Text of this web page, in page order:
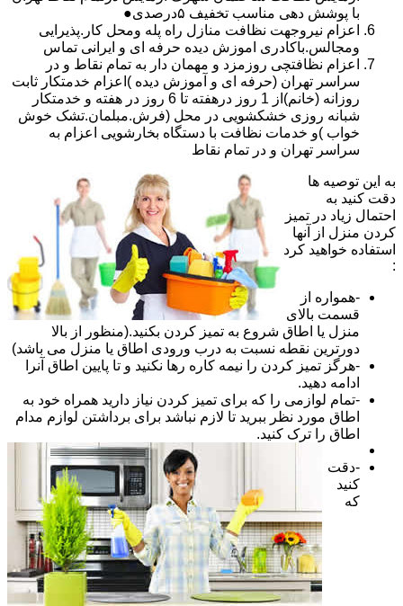
با پوشش دهی مناسب تخفیف ۵درصدی●
اعزام نیروجهت نظافت منازل راه پله ومحل کار.پذیرایی
ومجالس.باکادری اموزش دیده حرفه ای و ایرانی تماس
اعزام نظافتچی روزمزد و مهمان دار به تمام نقاط و در
سراسر تهران (حرفه ای و آموزش دیده )اعزام خدمتکار ثابت
روزانه (خانم)از 1 روز درهفته تا 6 روز در هفته و خدمتکار
شبانه روزی خشکشویی در محل (فرش.مبلمان.تشک خوش
خواب )و خدمات نظافت با دستگاه بخارشویی اعزام به
سراسر تهران و در تمام نقاط
به این توصیه ها
دقت کنید به
احتمال زیاد در تمیز
کردن منزل از آنها
استفاده خواهید کرد
:
-همواره از
قسمت بالای
منزل یا اطاق شروع به تمیز کردن بکنید.(منظور از بالا
دورترین نقطه نسبت به درب ورودی اطاق یا منزل می باشد)
-هرگز تمیز کردن را نیمه کاره رها نکنید و تا پایین اطاق آنرا
ادامه دهید.
-تمام لوازمی را که برای تمیز کردن نیاز دارید همراه خود به
اطاق مورد نظر ببرید تا لازم نباشد برای برداشتن لوازم مدام
اطاق را ترک کنید.
-دقت
کنید
که